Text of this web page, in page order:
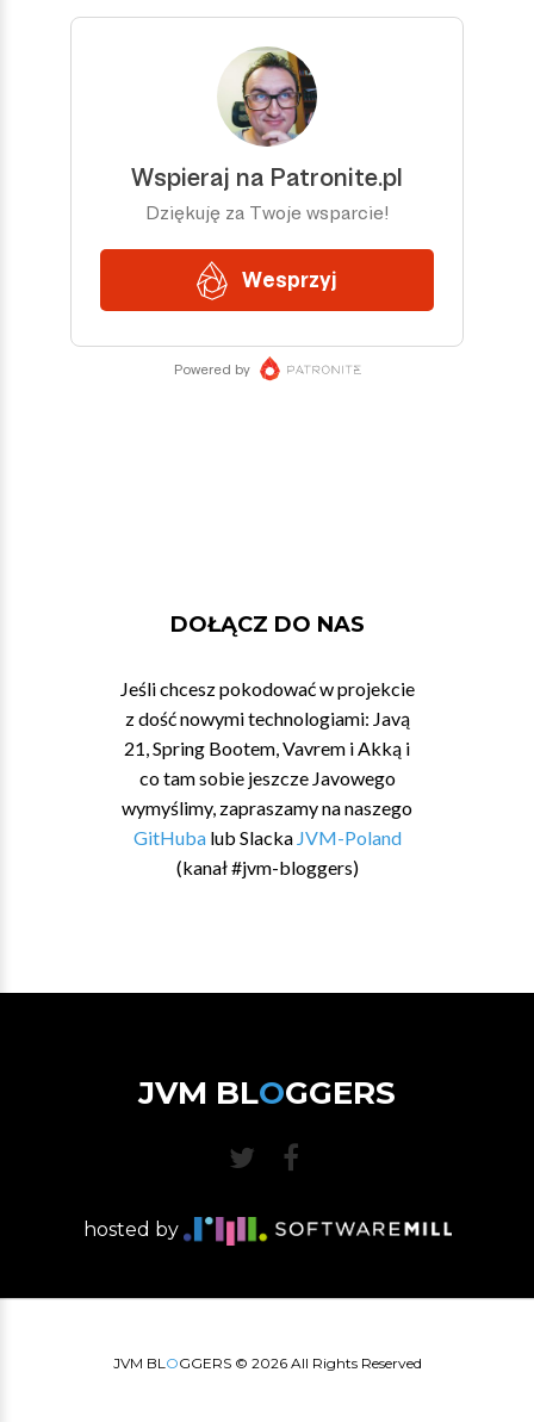
DOŁĄCZ DO NAS
Jeśli chcesz pokodować w projekcie
z dość nowymi technologiami: Javą
21, Spring Bootem, Vavrem i Akką i
co tam sobie jeszcze Javowego
wymyślimy, zapraszamy na naszego
GitHubalub Slacka JVM-Poland
(kanał #jvm-bloggers)
JVM BLOGGERS
hosted by
JVM BLOGGERS © 2026All Rights Reserved